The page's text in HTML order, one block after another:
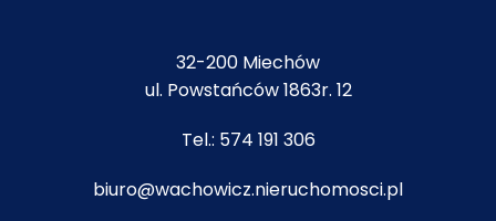
32-200 Miechów
ul. Powstańców 1863r. 12
Tel.: 574 191 306
biuro@wachowicz.nieruchomosci.pl